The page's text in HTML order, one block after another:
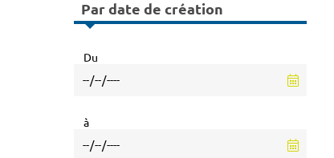
Par date de création
Du
à